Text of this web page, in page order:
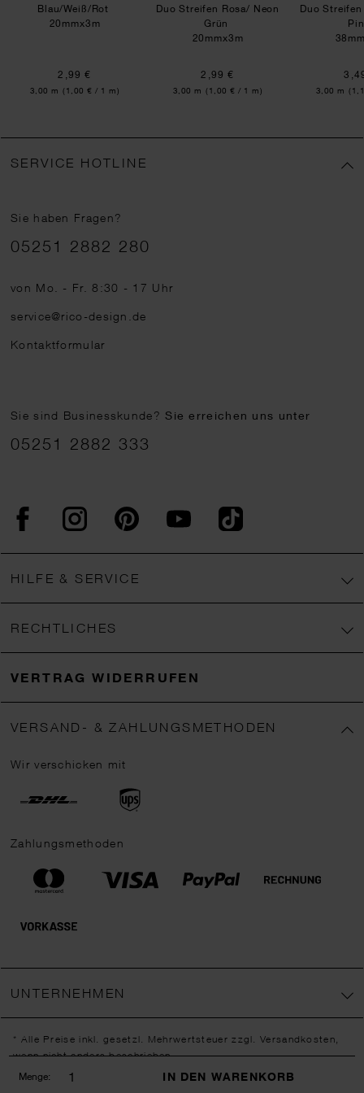
Menge: IN DEN WARENKORB
Blau/Weiß/Rot
20mmx3m
2,99 €
Inhalt:
3,00 m (1,00 € / 1 m)
Duo Streifen Rosa/ Neon
Grün
20mmx3m
2,99 €
Inhalt:
3,00 m (1,00 € / 1 m)
Duo
Inhalt:
3,00 m
SERVICE HOTLINE
Sie haben Fragen?
Telefonnummer
05251 2882 280
von Mo. - Fr. 8:30 - 17 Uhr
service@rico-design.de
Kontaktformular
Sie sind Businesskunde?Sie erreichen uns unter
05251 2882 333
FacebookInstagram PinterestYouTubeTikTok
HILFE & SERVICE
RECHTLICHES
VERTRAG WIDERRUFEN
VERSAND- & ZAHLUNGSMETHODEN
Wir verschicken mit
Zahlungsmethoden
UNTERNEHMEN
* Alle Preise inkl. gesetzl. Mehrwertsteuer zzgl.Versandkosten,
wenn nicht anders beschrieben.
** Jede:r Abonnent:in erhält bei erstmaliger Anmeldung für unseren